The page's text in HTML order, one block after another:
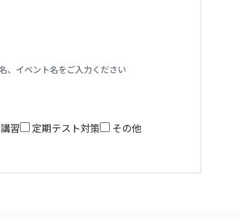
、イベント名をご入力ください
習 定期テスト対策 その他